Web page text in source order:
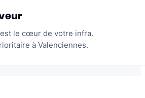
le cœur de votre infra.
à Valenciennes.